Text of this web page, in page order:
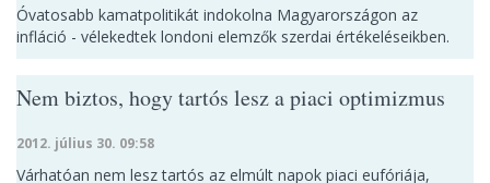
Óvatosabb kamatpolitikát indokolna Magyarországon az
infláció - vélekedtek londoni elemzők szerdai értékeléseikben.
Nem biztos, hogy tartós lesz a piaci optimizmus
2012. július 30. 09:58
Várhatóan nem lesz tartós az elmúlt napok piaci eufóriája,